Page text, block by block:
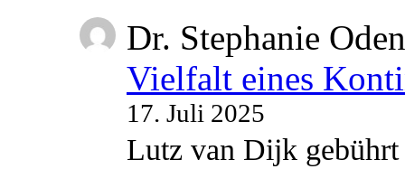
Dr. Stephanie
Vielfalt eines
17. Juli 2025
Lutz van Dijk